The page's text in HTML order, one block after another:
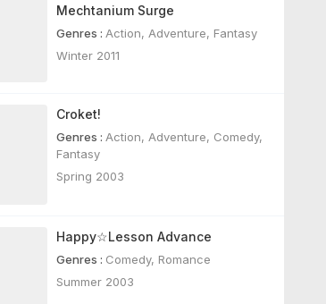
Mechtanium Surge
Genres : Action, Adventure, Fantasy
Winter 2011
Croket!
Genres : Action, Adventure, Comedy,
Fantasy
Spring 2003
Happy☆Lesson Advance
Genres : Comedy, Romance
Summer 2003